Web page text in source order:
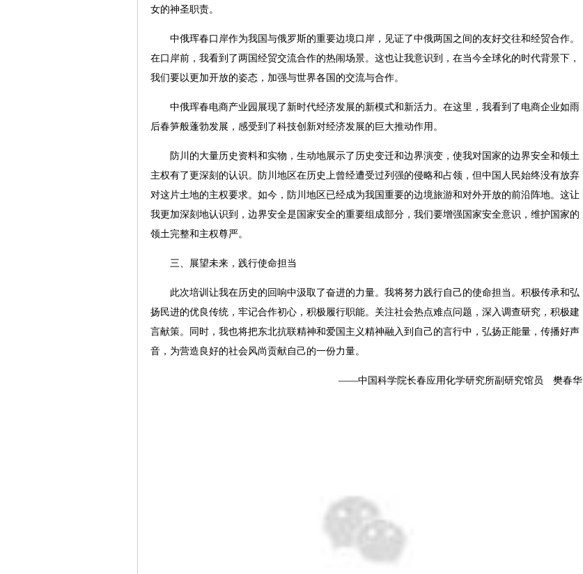
女的神圣职责。
中俄珲春口岸作为我国与俄罗斯的重要边境口岸，见证了中俄两国之间的友好交往和经贸合作。
在口岸前，我看到了两国经贸交流合作的热闹场景。这也让我意识到，在当今全球化的时代背景下，
我们要以更加开放的姿态，加强与世界各国的交流与合作。
中俄珲春电商产业园展现了新时代经济发展的新模式和新活力。在这里，我看到了电商企业如雨
后春笋般蓬勃发展，感受到了科技创新对经济发展的巨大推动作用。
防川的大量历史资料和实物，生动地展示了历史变迁和边界演变， 使我对国家的边界安全和领土
主权有了更深刻的认识。
防川地区在历史上曾经遭受过列强的侵略和占领，但中国人民始终没有放弃
对这片土地的主权要求。如今，防川地区已经成为我国重要的边境旅游和对外开放的前沿阵地。这让
我更加深刻地认识到，边界安全是国家安全的重要组成部分，我们要增强国家安全意识，维护国家的
领土完整和主权尊严。
三、展望未来，践行使命担当
此次培训让我在历史的回响中汲取了奋进的力量。我将努力践行自己的使命担当。积极传承和弘
扬民进的优良传统，牢记合作初心，积极履行职能。关注社会热点难点问题，深入调查研究，积极建
言献策。同时，我也将把东北抗联精神和爱国主义精神融入到自己的言行中，弘扬正能量，传播好声
音，为营造良好的社会风尚贡献自己的一份力量。
——中国科学院长春应用化学研究所副研究馆员 樊春华